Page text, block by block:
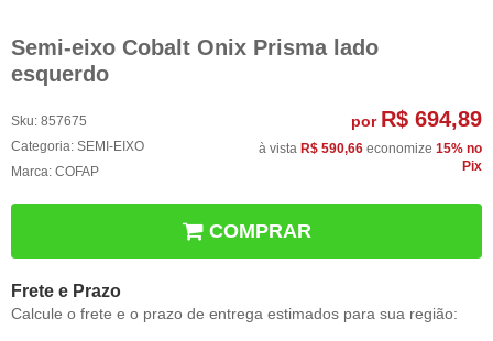
Semi-eixo Cobalt Onix Prisma lado
esquerdo
Sku: 857675
Categoria: SEMI-EIXO
Marca: COFAP
por R$ 694,89
à vista R$ 590,66 economize 15% no
Pix
COMPRAR
Frete e Prazo
Calcule o frete e o prazo de entrega estimados para sua região: